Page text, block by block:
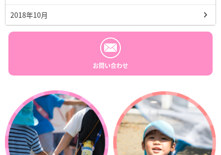
2018年10月
お問い合わせ